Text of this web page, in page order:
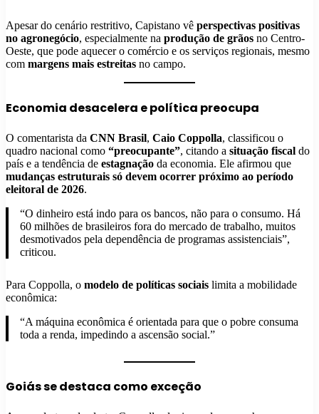
Apesar do cenário restritivo, Capistano vê perspectivas positivas
no agronegócio, especialmente na produção de grãos no Centro-
Oeste, que pode aquecer o comércio e os serviços regionais, mesmo
com margens mais estreitas no campo.
Economia desacelera e política preocupa
O comentarista da CNN Brasil, Caio Coppolla, classificou o
quadro nacional como “preocupante”, citando a situação fiscal do
país e a tendência de estagnação da economia. Ele afirmou que
mudanças estruturais só devem ocorrer próximo ao período
eleitoral de 2026.
“O dinheiro está indo para os bancos, não para o consumo. Há
60 milhões de brasileiros fora do mercado de trabalho, muitos
desmotivados pela dependência de programas assistenciais”,
criticou.
Para Coppolla, o modelo de políticas sociais limita a mobilidade
econômica:
“A máquina econômica é orientada para que o pobre consuma
toda a renda, impedindo a ascensão social.”
Goiás se destaca como exceção